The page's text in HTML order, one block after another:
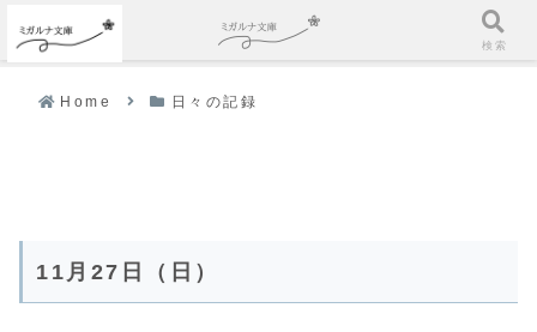
Home 日々の記録
11月27日（日）
ホーム 検索